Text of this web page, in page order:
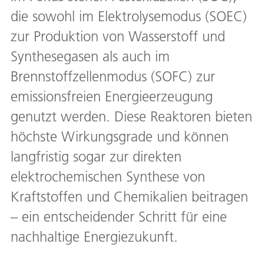
die sowohl im Elektrolysemodus (SOEC)
zur Produktion von Wasserstoff und
Synthesegasen als auch im
Brennstoffzellenmodus (SOFC) zur
emissionsfreien Energieerzeugung
genutzt werden. Diese Reaktoren bieten
höchste Wirkungsgrade und können
langfristig sogar zur direkten
elektrochemischen Synthese von
Kraftstoffen und Chemikalien beitragen
– ein entscheidender Schritt für eine
nachhaltige Energiezukunft.